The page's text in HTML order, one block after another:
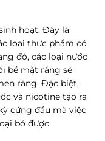
hoạt: Đây là
loại thực phẩm có
đỏ, các loại nước
bề mặt răng sẽ
răng. Đặc biệt,
và nicotine tạo ra
cứng đầu mà việc
bỏ được.